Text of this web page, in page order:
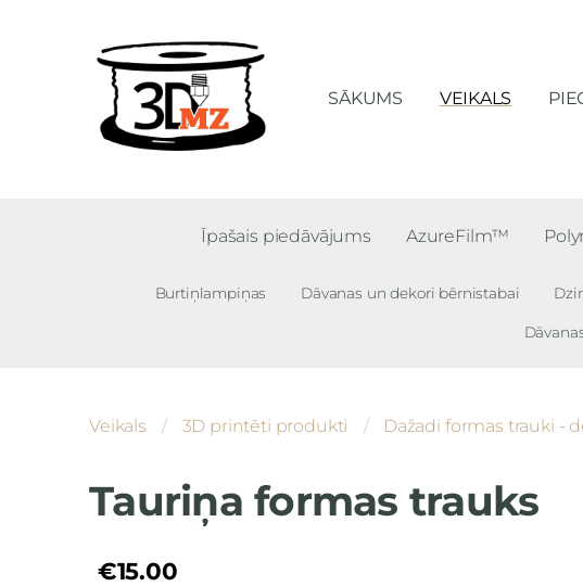
SĀKUMS VEIKALS
Īpašais piedāvājums AzureFilm™
Burtiņlampiņas Dāvanas un dekori bērnistabai
Veikals 3D printēti produkti Dažadi formas trauki -
Tauriņa formas trauks
€15.00